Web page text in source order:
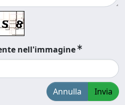
nell'immagine
Annulla Invia